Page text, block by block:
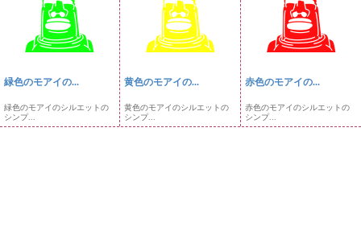
緑色のモアイの...
緑色のモアイのシルエットの
シンプ...
黄色のモアイの...
黄色のモアイのシルエットの
シンプ...
赤色のモアイの...
赤色のモアイのシルエットの
シンプ...